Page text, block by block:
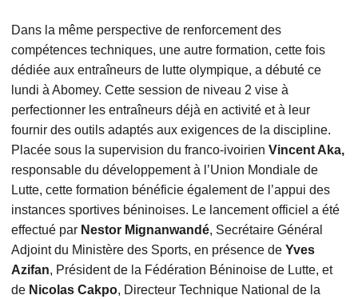
Dans la même perspective de renforcement des
compétences techniques, une autre formation, cette fois
dédiée aux entraîneurs de lutte olympique, a débuté ce
lundi à Abomey. Cette session de niveau 2 vise à
perfectionner les entraîneurs déjà en activité et à leur
fournir des outils adaptés aux exigences de la discipline.
Placée sous la supervision du franco-ivoirien Vincent Aka,
responsable du développement à l’Union Mondiale de
Lutte, cette formation bénéficie également de l’appui des
instances sportives béninoises. Le lancement officiel a été
effectué par Nestor Mignanwandé, Secrétaire Général
Adjoint du Ministère des Sports, en présence de Yves
Azifan, Président de la Fédération Béninoise de Lutte, et
de Nicolas Cakpo, Directeur Technique National de la